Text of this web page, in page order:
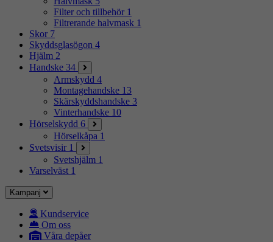
Filter och tillbehör 1
Filtrerande halvmask 1
Skor 7
Skyddsglasögon 4
Hjälm 2
Handske 34
Armskydd 4
Montagehandske 13
Skärskyddshandske 3
Vinterhandske 10
Hörselskydd 6
Hörselkåpa 1
Svetsvisir 1
Svetshjälm 1
Varselväst 1
Kampanj
Kundservice
Om oss
Våra depåer